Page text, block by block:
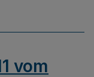
vom